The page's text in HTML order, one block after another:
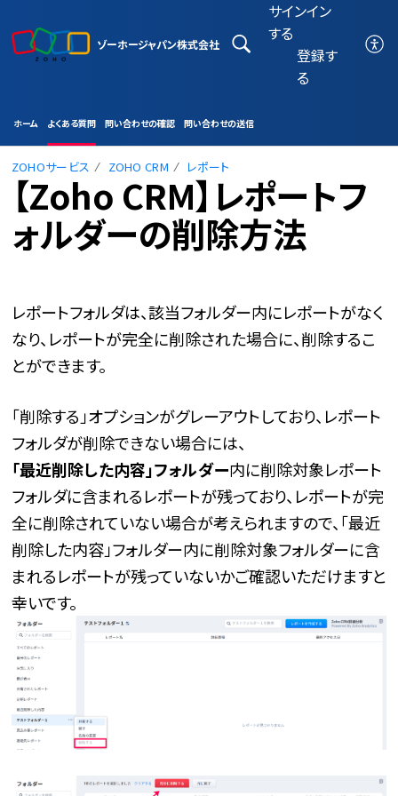
ゾーホージャパン株式会社
サインイン
する
登録す
る
ホーム よくある質問 問い合わせの確認 問い合わせの送信
ZOHOサービス ZOHO CRM レポート
【Zoho CRM】レポートフ
ォルダーの削除方法
レポートフォルダは、該当フォルダー内にレポートがなく
なり、レポートが完全に削除された場合に、削除するこ
とができます。
「削除する」オプションがグレーアウトしており、レポート
フォルダが削除できない場合には、
「最近削除した内容」フォルダー内に削除対象レポート
フォルダに含まれるレポートが残っており、レポートが完
全に削除されていない場合が考えられますので、「最近
削除した内容」フォルダー内に削除対象フォルダーに含
まれるレポートが残っていないかご確認いただけますと
幸いです。